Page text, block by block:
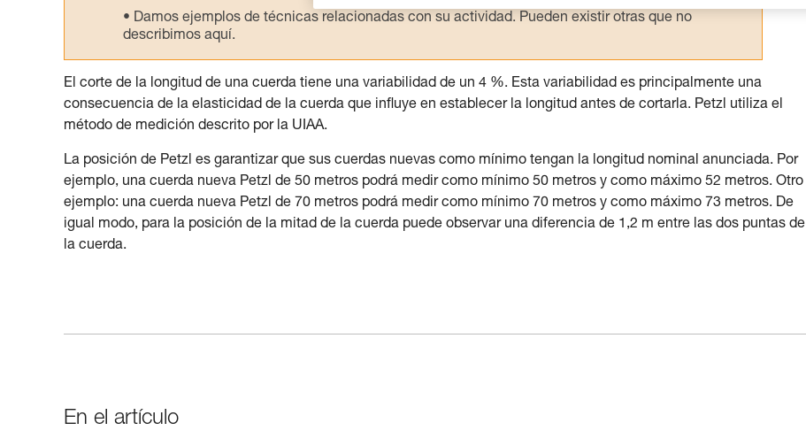
Damos ejemplos de técnicas relacionadas con su actividad. Pueden existir otras que no
describimos aquí.
El corte de la longitud de una cuerda tiene una variabilidad de un 4 %. Esta variabilidad es principalmente una
consecuencia de la elasticidad de la cuerda que influye en establecer la longitud antes de cortarla. Petzl utiliza el
método de medición descrito por la UIAA.
La posición de Petzl es garantizar que sus cuerdas nuevas como mínimo tengan la longitud nominal anunciada. Por
ejemplo, una cuerda nueva Petzl de 50 metros podrá medir como mínimo 50 metros y como máximo 52 metros. Otro
ejemplo: una cuerda nueva Petzl de 70 metros podrá medir como mínimo 70 metros y como máximo 73 metros. De
igual modo, para la posición de la mitad de la cuerda puede observar una diferencia de 1,2 m entre las dos puntas de
la cuerda.
En el artículo